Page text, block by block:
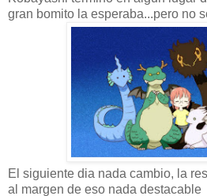
gran bomito la esperaba...pero no
El siguiente dia nada cambio, la
al margen de eso nada destacable